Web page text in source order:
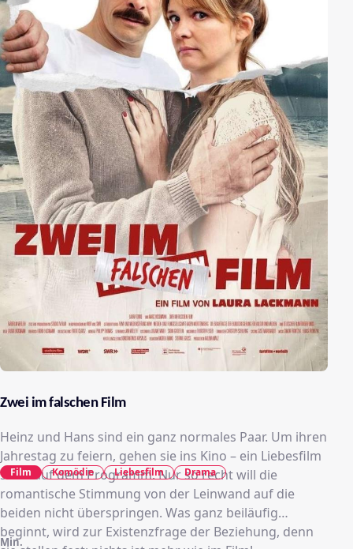
Zwei im falschen Film
Heinz und Hans sind ein ganz normales Paar. Um ihren
Jahrestag zu feiern, gehen sie ins Kino – ein Liebesfilm
steht auf dem Programm. Nur so recht will die
romantische Stimmung von der Leinwand auf die
beiden nicht überspringen. Was ganz beiläufig
beginnt, wird zur Existenzfrage der Beziehung, denn
Min.
Film Komödie Liebesfilm Drama